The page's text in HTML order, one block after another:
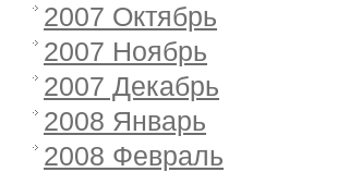
2007 Октябрь
2007 Ноябрь
2007 Декабрь
2008 Январь
2008 Февраль